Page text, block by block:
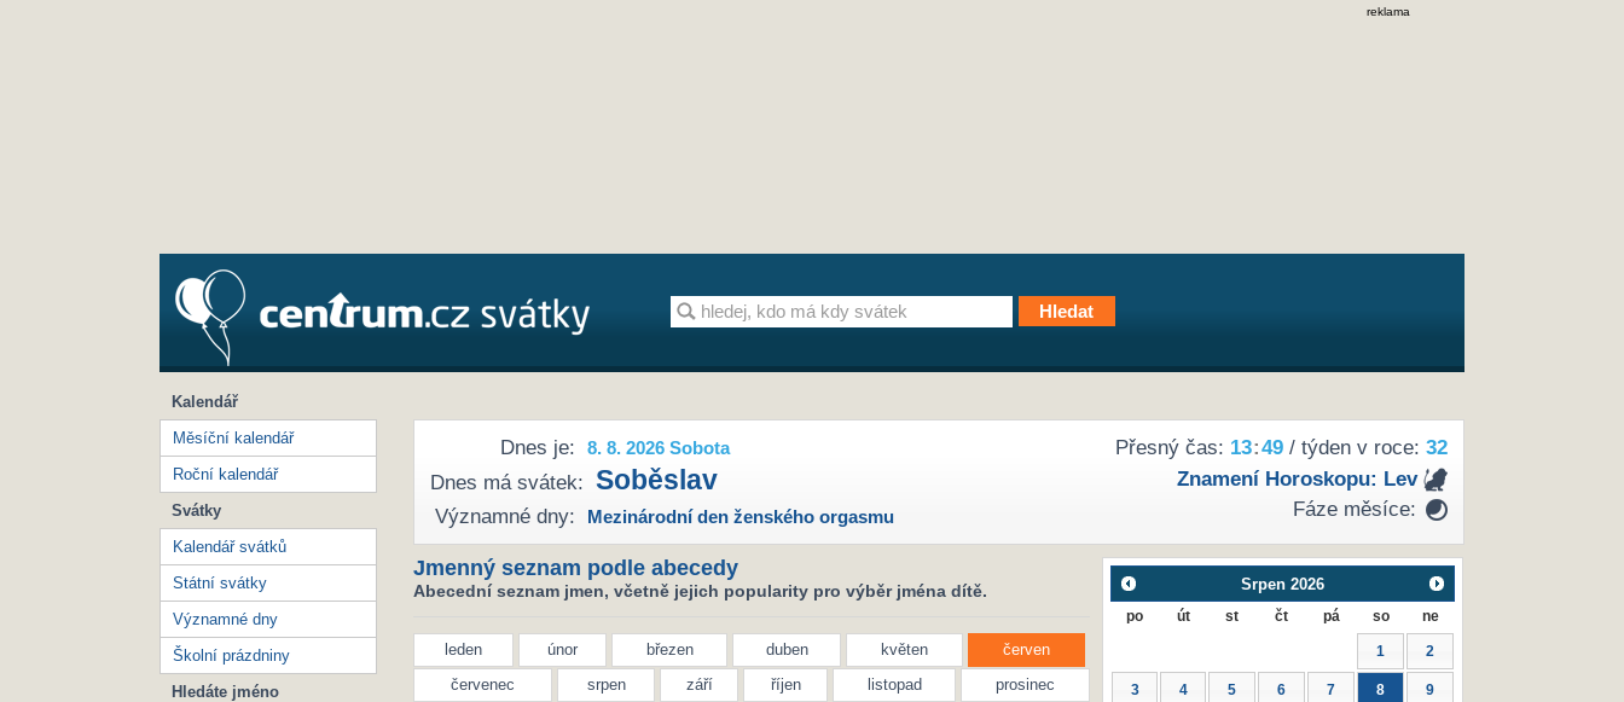
reklama
Přesný čas: 13:49/ týden v roce: 32
Znamení Horoskopu: Lev
Fáze měsíce:
Dnes je: 8. 8. 2026 Sobota
Dnes má svátek: Soběslav
Významné dny: Mezinárodní den ženského orgasmu
Jmenný seznam podle abecedy
Abecední seznam jmen, včetně jejich popularity pro výběr jména dítě.
leden únor březen duben květen
červen
červenec
srpen září říjen listopad prosinec
Srpen 2026
po út st čt pá so ne
1 2
3 4 5 6 7 8 9
Kalendář
Měsíční kalendář
Roční kalendář
Svátky
Kalendář svátků
Státní svátky
Významné dny
Školní prázdniny
Hledáte jméno